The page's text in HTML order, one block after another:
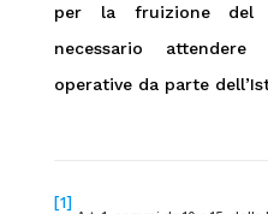
per la fruizione del
necessario
operative da parte
[1]